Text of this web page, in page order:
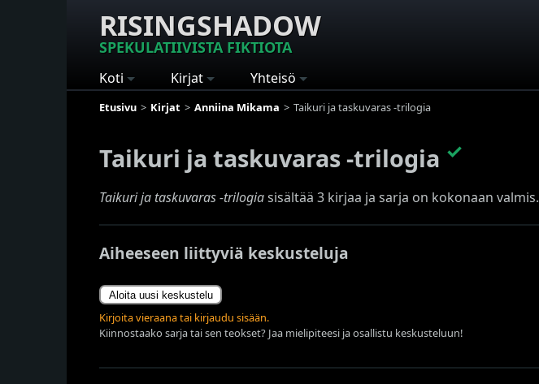
RISINGSHADOW
SPEKULATIIVISTA FIKTIOTA
Koti Kirjat Yhteisö
Etusivu Kirjat Anniina Mikama Taikuri ja taskuvaras -trilogia
Taikuri ja taskuvaras -trilogia ✓
Taikuri ja taskuvaras -trilogiasisältää 3 kirjaa ja sarja on kokonaan valmis.
Aiheeseen liittyviä keskusteluja
Aloita uusi keskustelu
Kirjoita vieraana tai kirjaudu sisään.
Kiinnostaako sarja tai sen teokset? Jaa mielipiteesi ja osallistu keskusteluun!